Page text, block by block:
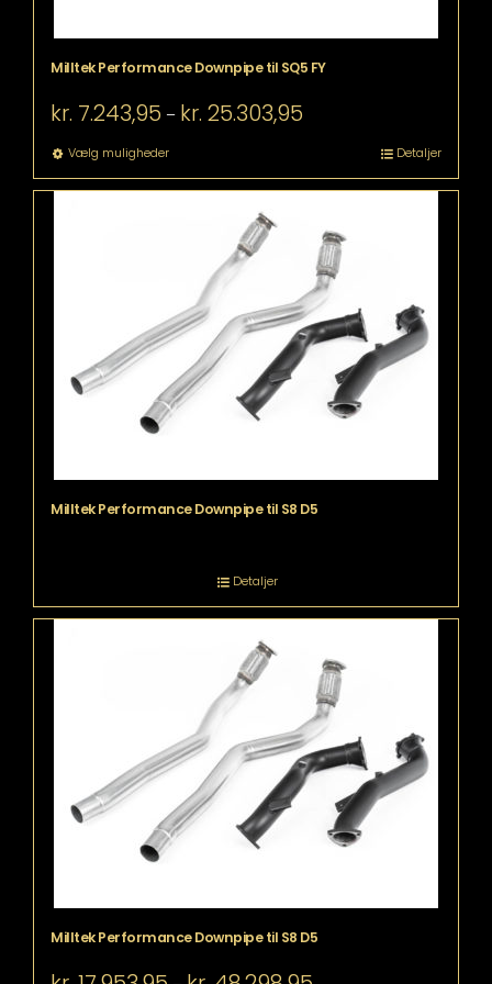
Milltek Performance Downpipe til SQ5 FY
kr. 7.243,95 – kr. 25.303,95
Vælg mulighederDette
vare
har
varianter.
Mulighederne
vælges
på
varesiden
Detaljer
Milltek Performance Downpipe til S8 D5
Detaljer
Milltek Performance Downpipe til S8 D5